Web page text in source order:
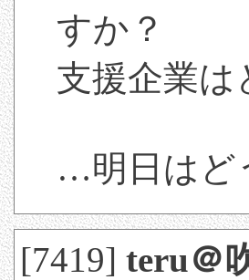
すか？
支援企業
…明日はど
[7419]teru＠